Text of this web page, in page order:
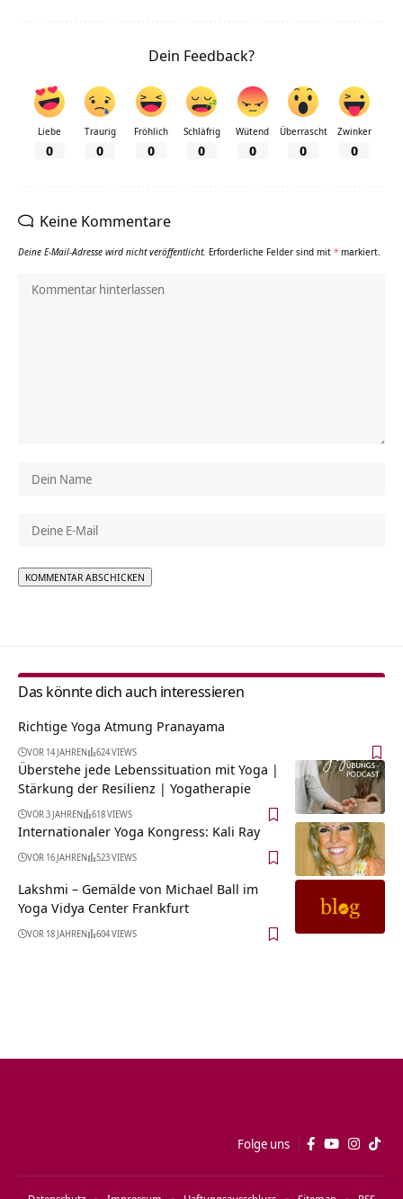
Dein Feedback?
Liebe
0
Traurig
0
Fröhlich
0
Schläfrig
0
Wütend
0
Überrascht
0
Zwinker
0
Keine Kommentare
Deine E-Mail-Adresse wird nicht veröffentlicht. Erforderliche Felder sind mit * markiert.
Das könnte dich auch interessieren
Richtige Yoga Atmung Pranayama
VOR 14 JAHREN 624 VIEWS
Überstehe jede Lebenssituation mit Yoga |
Stärkung der Resilienz | Yogatherapie
VOR 3 JAHREN 618 VIEWS
Internationaler Yoga Kongress: Kali Ray
VOR 16 JAHREN 523 VIEWS
Lakshmi – Gemälde von Michael Ball im
Yoga Vidya Center Frankfurt
VOR 18 JAHREN 604 VIEWS
Folge uns